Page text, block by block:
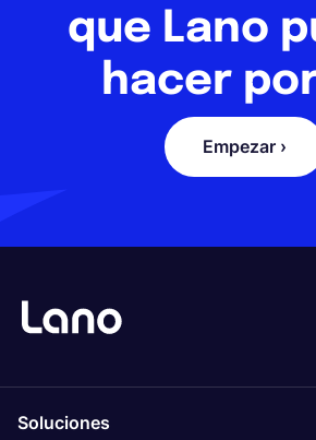
que Lano
hacer
Empezar ›
Soluciones